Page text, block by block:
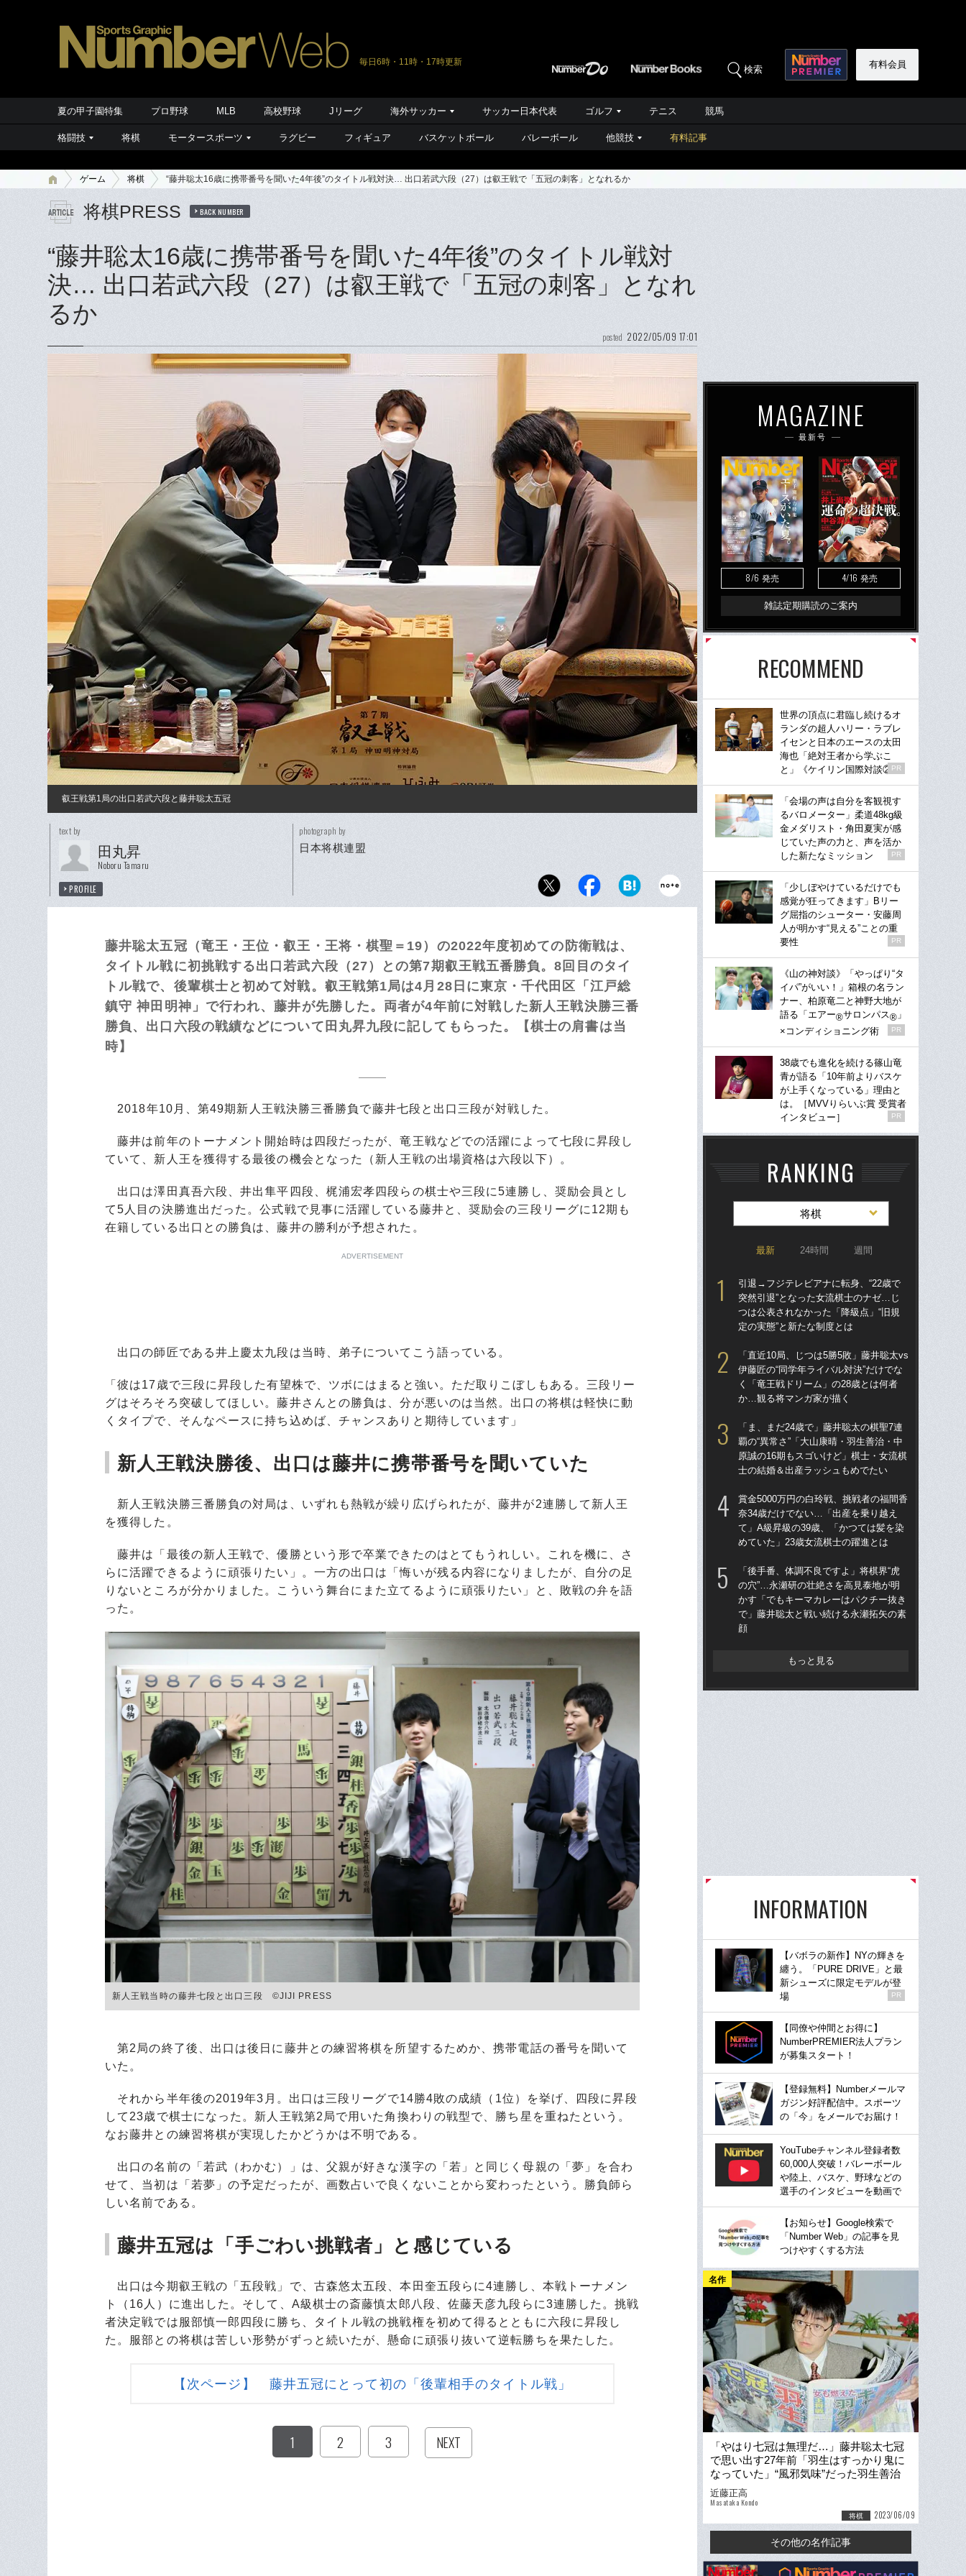
毎日6時・11時・17時更新
検索 有料会員
夏の甲子園特集 プロ野球 MLB 高校野球 Jリーグ 海外サッカー サッカー日本代表 ゴルフ テニス 競馬
格闘技 将棋 モータースポーツ ラグビー フィギュア バスケットボール バレーボール 他競技 有料記事
ゲーム 将棋 “藤井聡太16歳に携帯番号を聞いた4年後”のタイトル戦対決… 出口若武六段（27）は叡王戦で「五冠の刺客」となれるか
将棋PRESS BACK NUMBER
“藤井聡太16歳に携帯番号を聞いた4年後”のタイトル戦対
決… 出口若武六段（27）は叡王戦で「五冠の刺客」となれ
るか
posted 2022/05/09 17:01
叡王戦第1局の出口若武六段と藤井聡太五冠
text by
田丸昇
Noboru Tamaru
PROFILE
photograph by
日本将棋連盟
藤井聡太五冠（竜王・王位・叡王・王将・棋聖＝19）の2022年度初めての防衛戦は、
タイトル戦に初挑戦する出口若武六段（27）との第7期叡王戦五番勝負。8回目のタイ
トル戦で、後輩棋士と初めて対戦。叡王戦第1局は4月28日に東京・千代田区「江戸総
鎮守 神田明神」で行われ、藤井が先勝した。両者が4年前に対戦した新人王戦決勝三番
勝負、出口六段の戦績などについて田丸昇九段に記してもらった。【棋士の肩書は当
時】
2018年10月、第49期新人王戦決勝三番勝負で藤井七段と出口三段が対戦した。
藤井は前年のトーナメント開始時は四段だったが、竜王戦などでの活躍によって七段に昇段し
ていて、新人王を獲得する最後の機会となった（新人王戦の出場資格は六段以下）。
出口は澤田真吾六段、井出隼平四段、梶浦宏孝四段らの棋士や三段に5連勝し、奨励会員とし
て5人目の決勝進出だった。公式戦で見事に活躍している藤井と、奨励会の三段リーグに12期も
在籍している出口との勝負は、藤井の勝利が予想された。
ADVERTISEMENT
出口の師匠である井上慶太九段は当時、弟子についてこう語っている。
「彼は17歳で三段に昇段した有望株で、ツボにはまると強い。ただ取りこぼしもある。三段リー
グはそろそろ突破してほしい。藤井さんとの勝負は、分が悪いのは当然。出口の将棋は軽快に動
くタイプで、そんなペースに持ち込めば、チャンスありと期待しています」
新人王戦決勝後、出口は藤井に携帯番号を聞いていた
新人王戦決勝三番勝負の対局は、いずれも熱戦が繰り広げられたが、藤井が2連勝して新人王
を獲得した。
藤井は「最後の新人王戦で、優勝という形で卒業できたのはとてもうれしい。これを機に、さ
らに活躍できるように頑張りたい」。一方の出口は「悔いが残る内容になりましたが、自分の足
りないところが分かりました。こういう舞台にまた立てるように頑張りたい」と、敗戦の弁を語
った。
新人王戦当時の藤井七段と出口三段 ©JIJI PRESS
第2局の終了後、出口は後日に藤井との練習将棋を所望するためか、携帯電話の番号を聞いて
いた。
それから半年後の2019年3月。出口は三段リーグで14勝4敗の成績（1位）を挙げ、四段に昇段
して23歳で棋士になった。新人王戦第2局で用いた角換わりの戦型で、勝ち星を重ねたという。
なお藤井との練習将棋が実現したかどうかは不明である。
出口の名前の「若武（わかむ）」は、父親が好きな漢字の「若」と同じく母親の「夢」を合わ
せて、当初は「若夢」の予定だったが、画数占いで良くないことから変わったという。勝負師ら
しい名前である。
藤井五冠は「手ごわい挑戦者」と感じている
出口は今期叡王戦の「五段戦」で、古森悠太五段、本田奎五段らに4連勝し、本戦トーナメン
ト（16人）に進出した。そして、A級棋士の斎藤慎太郎八段、佐藤天彦九段らに3連勝した。挑戦
者決定戦では服部慎一郎四段に勝ち、タイトル戦の挑戦権を初めて得るとともに六段に昇段し
た。服部との将棋は苦しい形勢がずっと続いたが、懸命に頑張り抜いて逆転勝ちを果たした。
【次ページ】 藤井五冠にとって初の「後輩相手のタイトル戦」
1 2 3 NEXT
MAGAZINE
最新号
8/6 発売 4/16 発売
雑誌定期購読のご案内
RECOMMEND
世界の頂点に君臨し続けるオ
ランダの超人ハリー・ラブレ
イセンと日本のエースの太田
海也「絶対王者から学ぶこ
と」《ケイリン国際対談②》
PR
「会場の声は自分を客観視す
るバロメーター」柔道48kg級
金メダリスト・角田夏実が感
じていた声の力と、声を活か
した新たなミッション
PR
「少しぼやけているだけでも
感覚が狂ってきます」Bリー
グ屈指のシューター・安藤周
人が明かす“見える”ことの重
要性
PR
《山の神対談》「やっぱり“タ
イパ”がいい！」箱根の名ラン
ナー、柏原竜二と神野大地が
語る「エアー®サロンパス® 」
×コンディショニング術
PR
38歳でも進化を続ける篠山竜
青が語る「10年前よりバスケ
が上手くなっている」理由と
は。［MVVりらいぶ賞 受賞者
インタビュー］
PR
RANKING
将棋
最新 24時間 週間
引退→フジテレビアナに転身、“22歳で
突然引退”となった女流棋士のナゼ…じ
つは公表されなかった「降級点」“旧規
定の実態”と新たな制度とは
「直近10局、じつは5勝5敗」藤井聡太vs
伊藤匠の“同学年ライバル対決”だけでな
く「竜王戦ドリーム」の28歳とは何者
か…観る将マンガ家が描く
「ま、まだ24歳で」藤井聡太の棋聖7連
覇の“異常さ”「大山康晴・羽生善治・中
原誠の16期もスゴいけど」棋士・女流棋
士の結婚＆出産ラッシュもめでたい
賞金5000万円の白玲戦、挑戦者の福間香
奈34歳だけでない…「出産を乗り越え
て」A級昇級の39歳、「かつては髪を染
めていた」23歳女流棋士の躍進とは
「後手番、体調不良ですよ」将棋界“虎
の穴”…永瀬研の壮絶さを高見泰地が明
かす「でもキーマカレーはパクチー抜き
で」藤井聡太と戦い続ける永瀬拓矢の素
顔
もっと見る
INFORMATION
【バボラの新作】NYの輝きを
纏う。「PURE DRIVE」と最
新シューズに限定モデルが登
場
PR
【同僚や仲間とお得に】
NumberPREMIER法人プラン
が募集スタート！
【登録無料】Numberメールマ
ガジン好評配信中。スポーツ
の「今」をメールでお届け！
YouTubeチャンネル登録者数
60,000人突破！バレーボール
や陸上、バスケ、野球などの
選手のインタビューを動画で
【お知らせ】Google検索で
「Number Web」の記事を見
つけやすくする方法
名作
「やはり七冠は無理だ…」藤井聡太七冠
で思い出す27年前「羽生はすっかり鬼に
なっていた」“風邪気味”だった羽生善治
25歳が七冠独占した日
近藤正高
Masataka Kondo
将棋 2023/06/09
その他の名作記事